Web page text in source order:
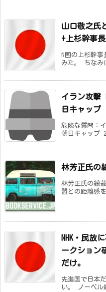
山口敬之氏
+上杉幹事
N国の上杉幹
みた。 ちな
イラン攻撃
日キャップ
危険な質問：
朝日キャップ
林芳正氏の
林芳正氏の総
盟との距離感
NHK・民放
ークション
だけ。
先進国で日本
い。 ノーベル